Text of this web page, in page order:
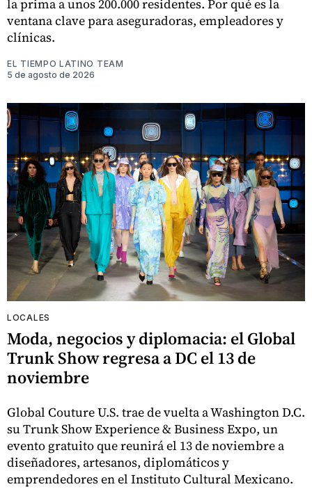
la prima a unos 200.000 residentes. Por qué es la
ventana clave para aseguradoras, empleadores y
clínicas.
EL TIEMPO LATINO TEAM
5 de agosto de 2026
LOCALES
Moda, negocios y diplomacia: el Global
Trunk Show regresa a DC el 13 de
noviembre
Global Couture U.S. trae de vuelta a Washington D.C.
su Trunk Show Experience & Business Expo, un
evento gratuito que reunirá el 13 de noviembre a
diseñadores, artesanos, diplomáticos y
emprendedores en el Instituto Cultural Mexicano.